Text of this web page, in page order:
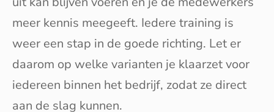
meer kennis meegeeft. Iedere training is
weer een stap in de goede richting. Let er
daarom op welke varianten je klaarzet voor
iedereen binnen het bedrijf, zodat ze direct
aan de slag kunnen.